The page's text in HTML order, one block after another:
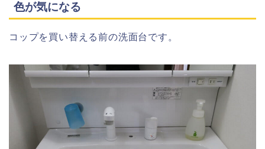
色が気になる
コップを買い替える前の洗面台です。